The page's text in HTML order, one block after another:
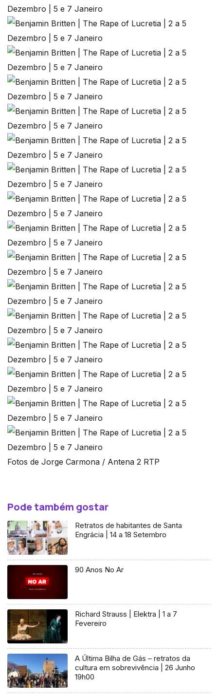
Fotos de Jorge Carmona / Antena 2 RTP
Pode também gostar
Retratos de habitantes de Santa
Engrácia | 14 a 18 Setembro
90 Anos No Ar
Richard Strauss | Elektra | 1 a 7
Fevereiro
A Última Bilha de Gás – retratos da
cultura em sobrevivência | 26 Junho
19h00